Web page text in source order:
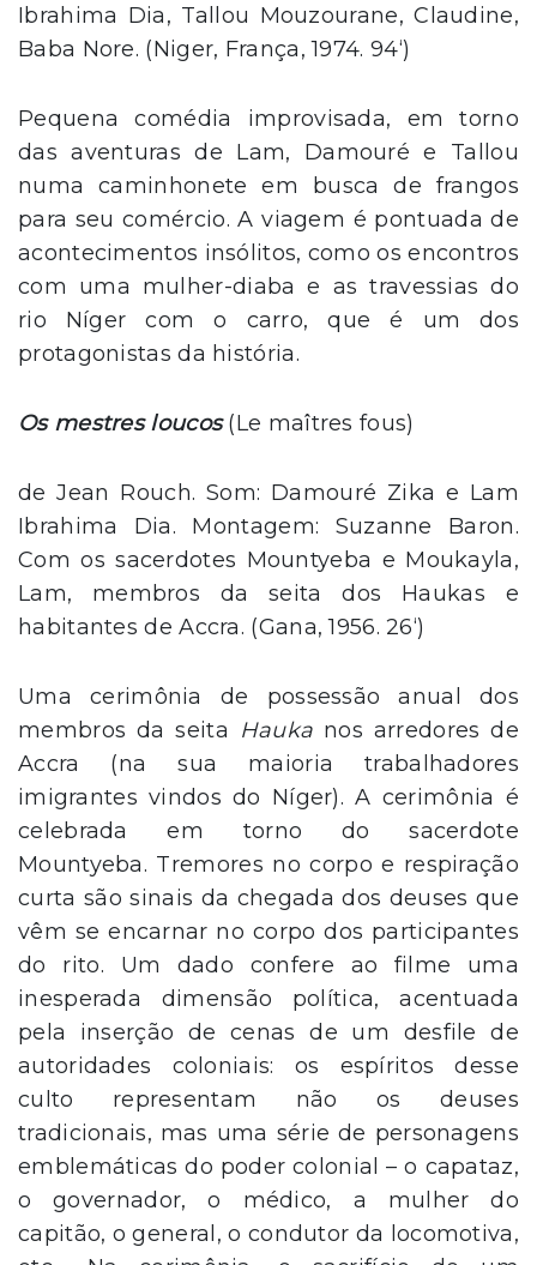
Ibrahima Dia, Tallou Mouzourane, Claudine,
Baba Nore. (Niger, França, 1974. 94‘)
Pequena comédia improvisada, em torno
das aventuras de Lam, Damouré e Tallou
numa caminhonete em busca de frangos
para seu comércio. A viagem é pontuada de
acontecimentos insólitos, como os encontros
com uma mulher-diaba e as travessias do
rio Níger com o carro, que é um dos
protagonistas da história.
Os mestres loucos(Le maîtres fous)
de Jean Rouch. Som: Damouré Zika e Lam
Ibrahima Dia. Montagem: Suzanne Baron.
Com os sacerdotes Mountyeba e Moukayla,
Lam, membros da seita dos Haukas e
habitantes de Accra. (Gana, 1956. 26‘)
Uma cerimônia de possessão anual dos
membros da seita Hauka nos arredores de
Accra (na sua maioria trabalhadores
imigrantes vindos do Níger). A cerimônia é
celebrada em torno do sacerdote
Mountyeba. Tremores no corpo e respiração
curta são sinais da chegada dos deuses que
vêm se encarnar no corpo dos participantes
do rito. Um dado confere ao filme uma
inesperada dimensão política, acentuada
pela inserção de cenas de um desfile de
autoridades coloniais: os espíritos desse
culto representam não os deuses
tradicionais, mas uma série de personagens
emblemáticas do poder colonial – o capataz,
o governador, o médico, a mulher do
capitão, o general, o condutor da locomotiva,